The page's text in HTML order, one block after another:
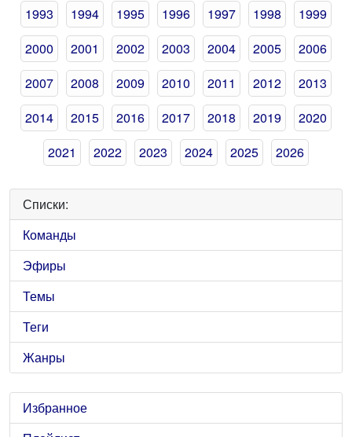
1993
1994 1995 1996 1997 1998
1999
2000
2001 2002 2003 2004 2005
2006
2007
2008 2009 2010 2011 2012
2013
2014
2015 2016 2017 2018 2019
2020
2021
2022 2023 2024 2025 2026
Списки:
Команды
Эфиры
Темы
Теги
Жанры
Избранное